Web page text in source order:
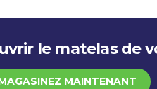
le matelas de
MAINTENANT